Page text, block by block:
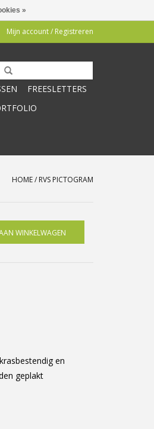
Mijn account / Registreren
FREESLETTERS
HOME/ RVS PICTOGRAM
WINKELWAGEN
en
geplakt
»